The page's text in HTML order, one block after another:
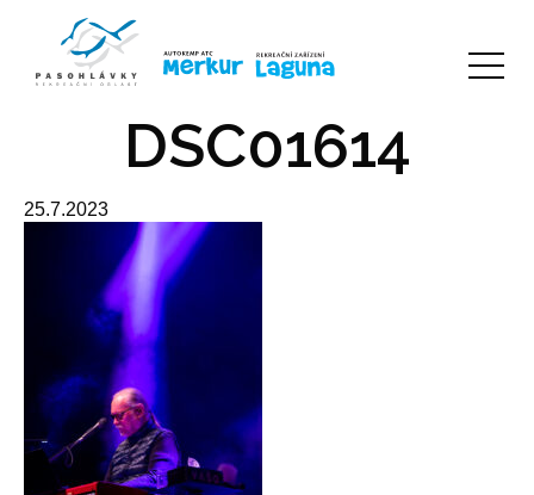
DSC01614
25.7.2023